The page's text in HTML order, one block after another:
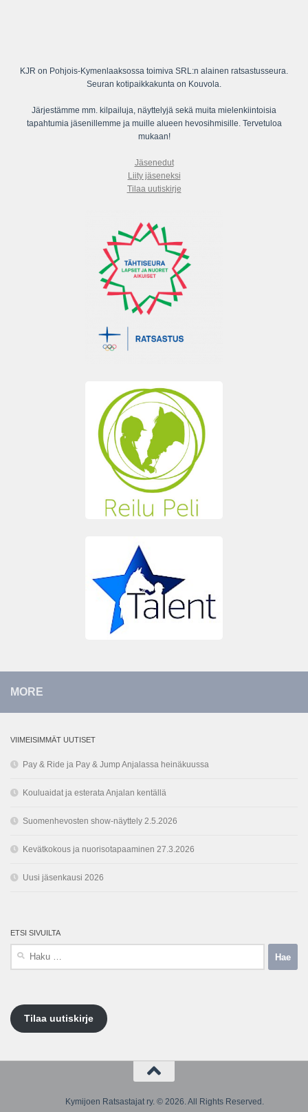
KJR on Pohjois-Kymenlaaksossa toimiva SRL:n alainen ratsastusseura.
Seuran kotipaikkakunta on Kouvola.
Järjestämme mm. kilpailuja, näyttelyjä sekä muita mielenkiintoisia
tapahtumia jäsenillemme ja muille alueen hevosihmisille. Tervetuloa
mukaan!
Jäsenedut
Liity jäseneksi
Tilaa uutiskirje
MORE
VIIMEISIMMÄT UUTISET
Pay & Ride ja Pay & Jump Anjalassa heinäkuussa
Kouluaidat ja esterata Anjalan kentällä
Suomenhevosten show-näyttely 2.5.2026
Kevätkokous ja nuorisotapaaminen 27.3.2026
Uusi jäsenkausi 2026
ETSI SIVUILTA
Tilaa uutiskirje
Kymijoen Ratsastajat ry. © 2026. All Rights Reserved.